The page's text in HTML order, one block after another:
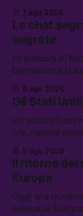
lavoro, Schlein
che cos’è lo
7 ago 2026
Le chat
segrete
La procura di
Delmastro a
attacchi in
flessibilità in
abbandonata
6 ago 2026
Gli Stati
Un accordo per
ore, mentre
chi aspetta i
diluiti, e quanti
5 ago 2026
Il ritorno del
Europa
Oggi alla
aiutare la